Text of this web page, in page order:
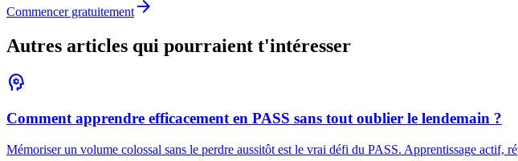
Commencer gratuitement arrow_forward
Autres articles qui pourraient t'intéresser
psychology
Comment apprendre efficacement en PASS sans tout oublier le lendemain ?
Mémoriser un volume colossal sans le perdre aussitôt est le vrai défi du PASS. Apprentissage actif,